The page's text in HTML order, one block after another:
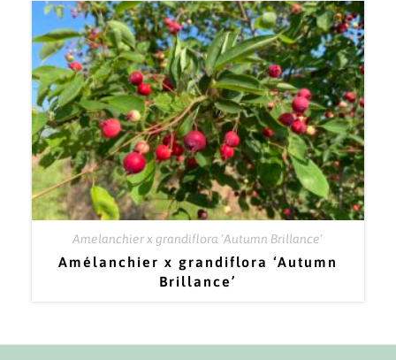
Amelanchier x grandiflora 'Autumn Brillance'
Amélanchier x grandiflora ‘Autumn
Brillance’